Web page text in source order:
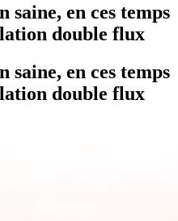
saine, en ces temps
double flux
saine, en ces temps
double flux